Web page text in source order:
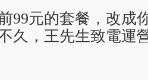
99元的套餐，改成
久，王先生致電運